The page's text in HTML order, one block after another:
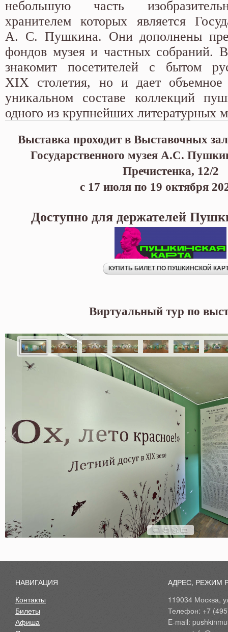
небольшую часть
хранителем которых является
А. С. Пушкина. Они дополнены
фондов музея и частных собраний.
знакомит посетителей с бытом
XIX столетия, но и дает объемное
уникальном составе коллекций
одного из крупнейших литературных
Выставка проходит в Выставочных
Государственного музея А.С.
Пречистенка, 12/2
с 17 июля по 19 октября
Доступно для держателей
Виртуальный тур по
НАВИГАЦИЯ
Контакты
Билеты
Афиша
АДРЕС, РЕЖИМ
119034 Москва,
Телефон: +7
E-mail: